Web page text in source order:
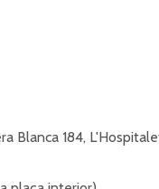
Blanca 184,